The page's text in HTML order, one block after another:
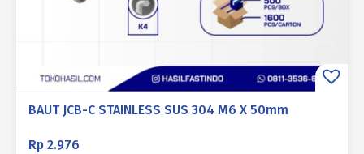
BAUT JCB-C STAINLESS SUS 304 M6 X 50mm
Rp 2.976